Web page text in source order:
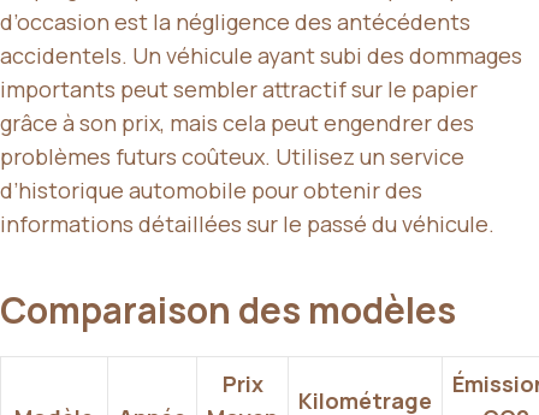
d’occasion est la négligence des antécédents
accidentels. Un véhicule ayant subi des dommages
importants peut sembler attractif sur le papier
grâce à son prix, mais cela peut engendrer des
problèmes futurs coûteux. Utilisez un service
d’historique automobile pour obtenir des
informations détaillées sur le passé du véhicule.
Comparaison des modèles
Prix
Kilométrage